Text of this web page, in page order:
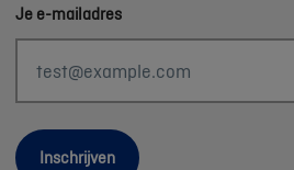
Je e-mailadres
Inschrijven